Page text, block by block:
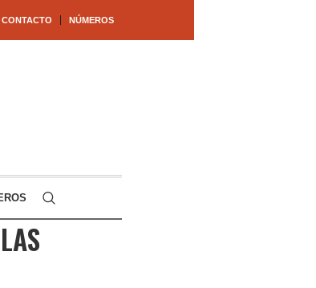
CONTACTO NÚMEROS